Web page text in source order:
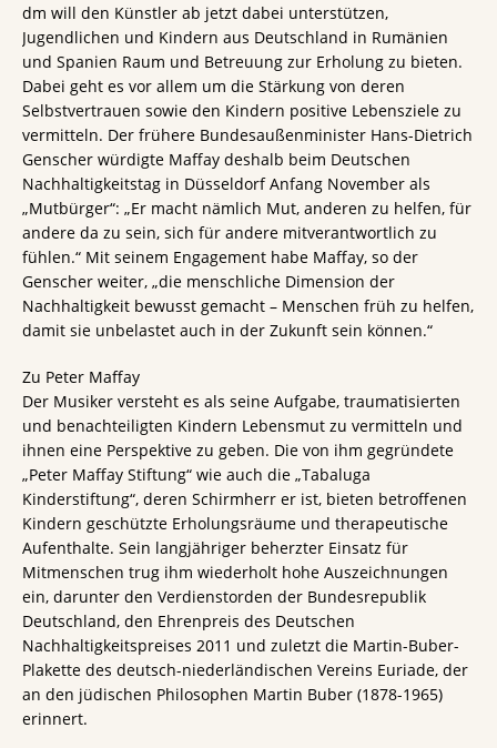
dm will den Künstler ab jetzt dabei unterstützen,
Jugendlichen und Kindern aus Deutschland in Rumänien
und Spanien Raum und Betreuung zur Erholung zu bieten.
Dabei geht es vor allem um die Stärkung von deren
Selbstvertrauen sowie den Kindern positive Lebensziele zu
vermitteln. Der frühere Bundesaußenminister Hans-Dietrich
Genscher würdigte Maffay deshalb beim Deutschen
Nachhaltigkeitstag in Düsseldorf Anfang November als
„Mutbürger“: „Er macht nämlich Mut, anderen zu helfen, für
andere da zu sein, sich für andere mitverantwortlich zu
fühlen.“ Mit seinem Engagement habe Maffay, so der
Genscher weiter, „die menschliche Dimension der
Nachhaltigkeit bewusst gemacht – Menschen früh zu helfen,
damit sie unbelastet auch in der Zukunft sein können.“
Zu Peter Maffay
Der Musiker versteht es als seine Aufgabe, traumatisierten
und benachteiligten Kindern Lebensmut zu vermitteln und
ihnen eine Perspektive zu geben. Die von ihm gegründete
„Peter Maffay Stiftung“ wie auch die „Tabaluga
Kinderstiftung“, deren Schirmherr er ist, bieten betroffenen
Kindern geschützte Erholungsräume und therapeutische
Aufenthalte. Sein langjähriger beherzter Einsatz für
Mitmenschen trug ihm wiederholt hohe Auszeichnungen
ein, darunter den Verdienstorden der Bundesrepublik
Deutschland, den Ehrenpreis des Deutschen
Nachhaltigkeitspreises 2011 und zuletzt die Martin-Buber-
Plakette des deutsch-niederländischen Vereins Euriade, der
an den jüdischen Philosophen Martin Buber (1878-1965)
erinnert.